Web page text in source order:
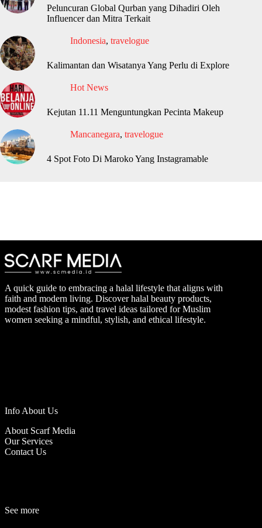
Peluncuran Global Qurban yang Dihadiri Oleh
Influencer dan Mitra Terkait
Indonesia, travelogue
Kalimantan dan Wisatanya Yang Perlu di Explore
Hot News
Kejutan 11.11 Menguntungkan Pecinta Makeup
Mancanegara, travelogue
4 Spot Foto Di Maroko Yang Instagramable
A quick guide to embracing a halal lifestyle that aligns with
faith and modern living. Discover halal beauty products,
modest fashion tips, and travel ideas tailored for Muslim
women seeking a mindful, stylish, and ethical lifestyle.
Info About Us
About Scarf Media
Our Services
Contact Us
See more